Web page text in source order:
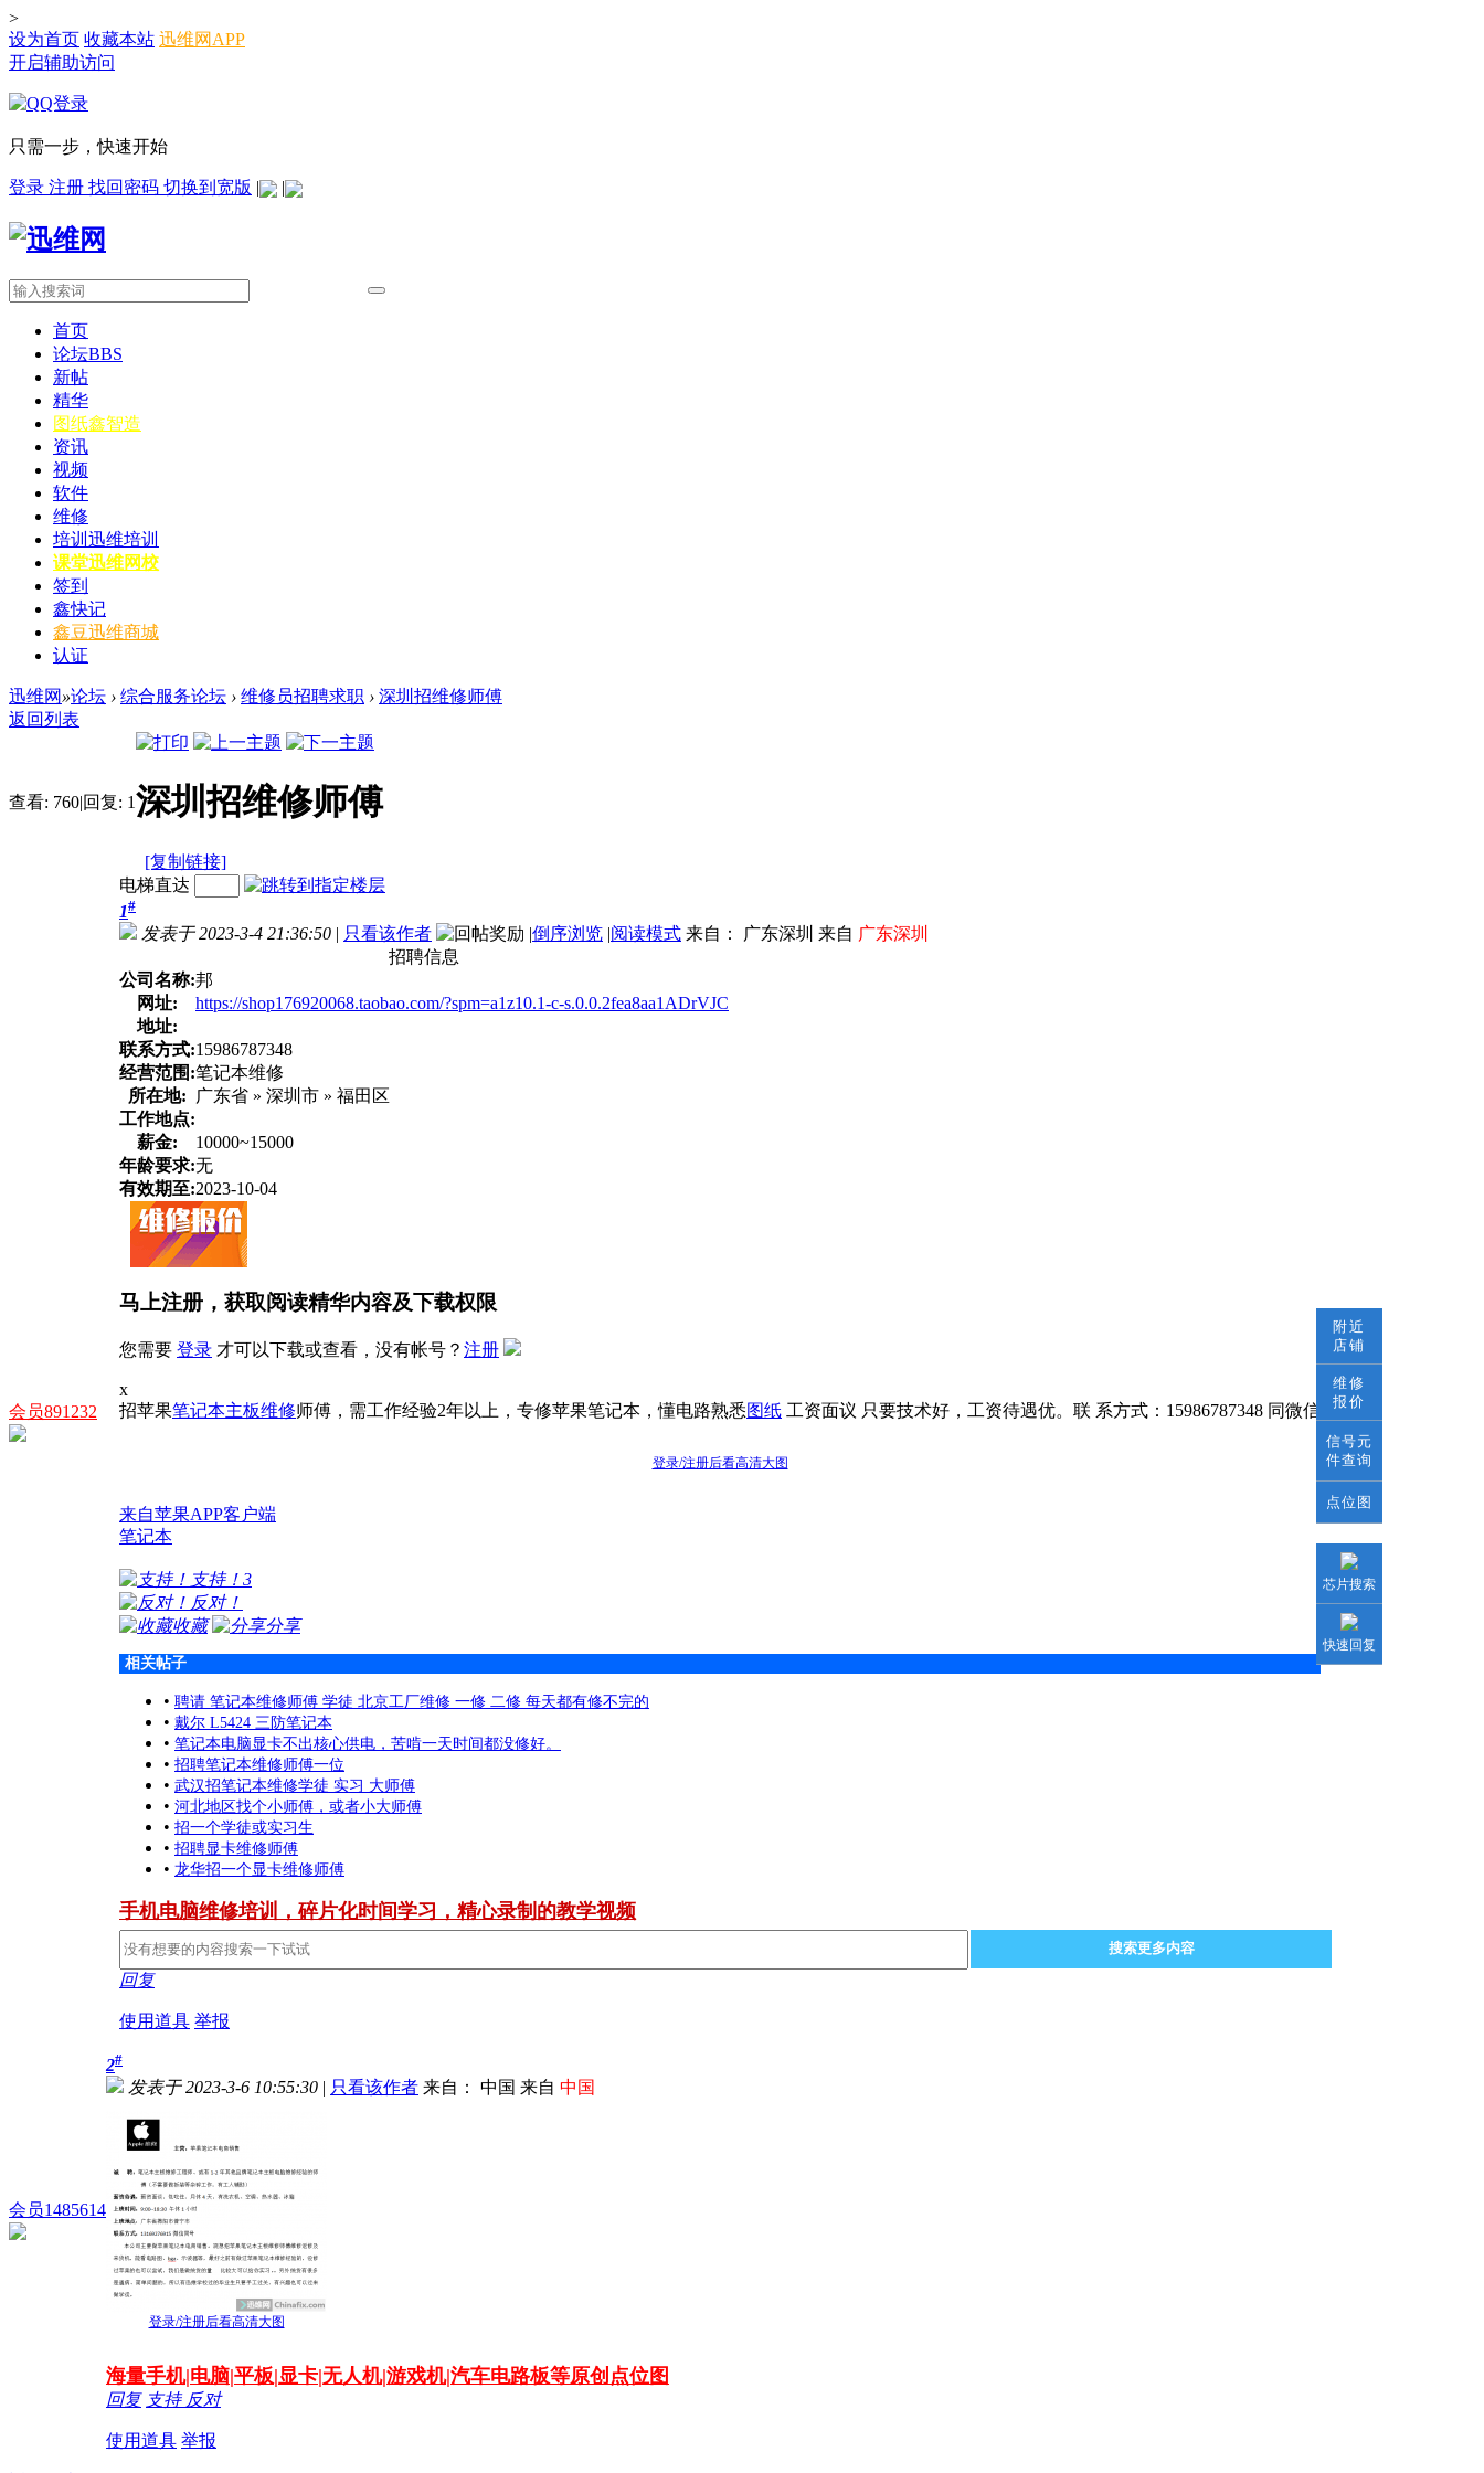
>
设为首页 收藏本站 迅维网APP
开启辅助访问
只需一步，快速开始
登录 注册 找回密码 切换到宽版 | |
首页
论坛BBS
新帖
精华
图纸鑫智造
资讯
视频
软件
维修
培训 迅维培训
课堂迅维网校
签到
鑫快记
鑫豆迅维商城
认证
迅维网 »论坛 › 综合服务论坛 › 维修员招聘求职 › 深圳招维修师傅
返回列表
查看: 760|回复: 1深圳招维修师傅
[复制链接]
会员891232
电梯直达
1#
发表于 2023-3-4 21:36:50 | 只看该作者 |倒序浏览 |阅读模式 来自： 广东深圳 来自 广东深圳
招聘信息
公司名称:邦
网址:
https://shop176920068.taobao.com/?spm=a1z10.1-c-s.0.0.2fea8aa1ADrVJC
地址:
联系方式:15986787348
经营范围:笔记本维修
所在地:
广东省 » 深圳市 » 福田区
工作地点:
薪金:
10000~15000
年龄要求:无
有效期至:2023-10-04
马上注册，获取阅读精华内容及下载权限
您需要 登录 才可以下载或查看，没有帐号？ 注册
x
招苹果笔记本主板维修师傅，需工作经验2年以上，专修苹果笔记本，懂电路熟悉图纸 工资面议 只要技术好，工资待遇优。联 系方式：15986787348 同微信
登录/注册后看高清大图
来自苹果APP客户端
笔记本
支持！ 3
反对！
收藏
分享
相关帖子
• 聘请 笔记本维修师傅 学徒 北京工厂维修 一修 二修 每天都有修不完的
• 戴尔 L5424 三防笔记本
• 笔记本电脑显卡不出核心供电，苦啃一天时间都没修好。
• 招聘笔记本维修师傅一位
• 武汉招笔记本维修学徒 实习 大师傅
• 河北地区找个小师傅，或者小大师傅
• 招一个学徒或实习生
• 招聘显卡维修师傅
• 龙华招一个显卡维修师傅
手机电脑维修培训，碎片化时间学习，精心录制的教学视频
搜索更多内容
回复
使用道具 举报
会员1485614
2#
发表于 2023-3-6 10:55:30 | 只看该作者 来自： 中国 来自 中国
登录/注册后看高清大图
海量手机|电脑|平板|显卡|无人机|游戏机|汽车电路板等原创点位图
回复 支持 反对
使用道具 举报
附近
店铺
维修
报价
信号元
件查询
点位图
芯片搜索
快速回复